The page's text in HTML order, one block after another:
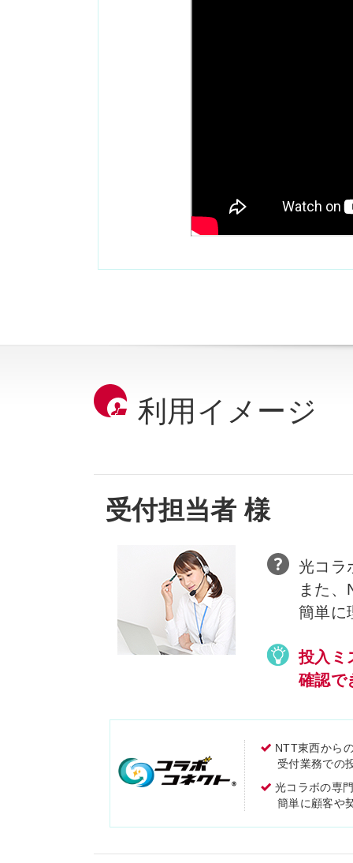
利用イメージ
受付担当者 様
光コラ
また
簡単に
投入ミ
確認で
NTT東西から
受付業務での
光コラボの専
簡単に顧客や